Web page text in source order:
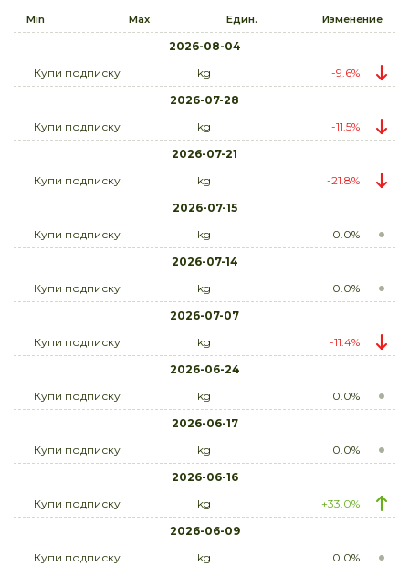
Min Max Един. Изменение
2026-08-04
Купи подписку
kg
-9.6%
2026-07-28
Купи подписку
kg
-11.5%
2026-07-21
Купи подписку
kg
-21.8%
2026-07-15
Купи подписку
kg
0.0%
2026-07-14
Купи подписку
kg
0.0%
2026-07-07
Купи подписку
kg
-11.4%
2026-06-24
Купи подписку
kg
0.0%
2026-06-17
Купи подписку
kg
0.0%
2026-06-16
Купи подписку
kg
+33.0%
2026-06-09
Купи подписку
kg 0.0%